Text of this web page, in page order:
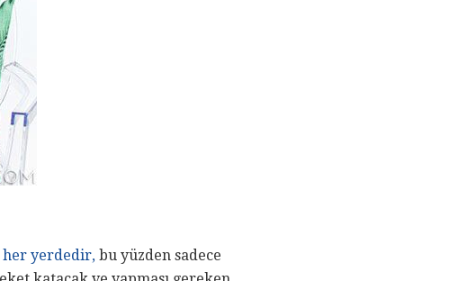
her yerdedir, bu yüzden sadece